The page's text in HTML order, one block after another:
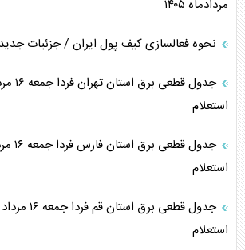
مردادماه ۱۴۰۵
نحوه فعالسازی کیف پول ایران / جزئیات
استعلام
استعلام
استعلام